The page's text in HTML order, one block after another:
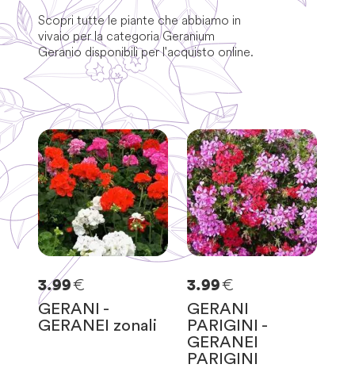
Scopri tutte le piante che abbiamo in
vivaio per la categoria Geranium
Geranio disponibili per l'acquisto online.
3.99€
GERANI -
GERANEI zonali
3.99€
GERANI
PARIGINI -
GERANEI
PARIGINI